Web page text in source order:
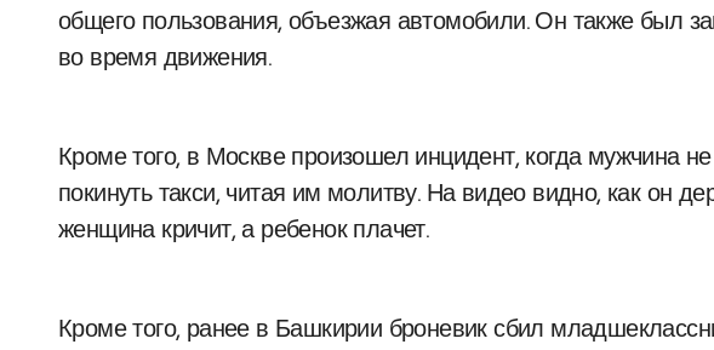
общего пользования, объезжая автомобили. Он также был
во время движения.
Кроме того, в Москве произошел инцидент, когда мужчина
покинуть такси, читая им молитву. На видео видно, как он
женщина кричит, а ребенок плачет.
Кроме того, ранее в Башкирии броневик сбил